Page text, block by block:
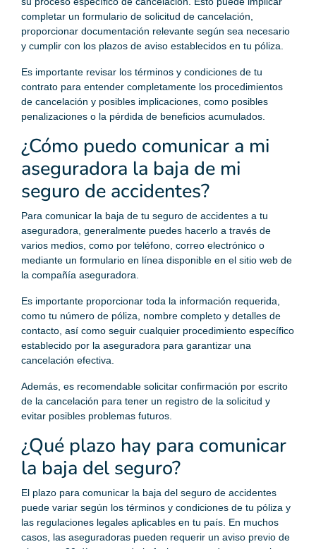
completar un formulario de solicitud de cancelación,
proporcionar documentación relevante según sea necesario
y cumplir con los plazos de aviso establecidos en tu póliza.
Es importante revisar los términos y condiciones de tu
contrato para entender completamente los procedimientos
de cancelación y posibles implicaciones, como posibles
penalizaciones o la pérdida de beneficios acumulados.
¿Cómo puedo comunicar a mi
aseguradora la baja de mi
seguro de accidentes?
Para comunicar la baja de tu seguro de accidentes a tu
aseguradora, generalmente puedes hacerlo a través de
varios medios, como por teléfono, correo electrónico o
mediante un formulario en línea disponible en el sitio web de
la compañía aseguradora.
Es importante proporcionar toda la información requerida,
como tu número de póliza, nombre completo y detalles de
contacto, así como seguir cualquier procedimiento específico
establecido por la aseguradora para garantizar una
cancelación efectiva.
Además, es recomendable solicitar confirmación por escrito
de la cancelación para tener un registro de la solicitud y
evitar posibles problemas futuros.
¿Qué plazo hay para comunicar
la baja del seguro?
El plazo para comunicar la baja del seguro de accidentes
puede variar según los términos y condiciones de tu póliza y
las regulaciones legales aplicables en tu país. En muchos
casos, las aseguradoras pueden requerir un aviso previo de